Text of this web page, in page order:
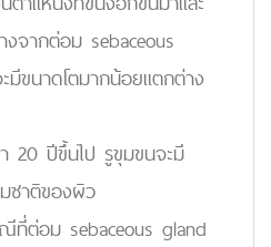
งจากต่อม sebaceous
ขนาดโตมากน้อยแตกต่าง
20 ปีขึ้นไป รูขุมขนจะมี
ชาติของผิว
ต่อม sebaceous gland